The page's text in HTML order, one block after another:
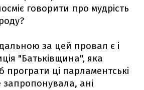
говорити про мудрість
за цей провал є і
"Батьківщина", яка
ці парламентські
ані